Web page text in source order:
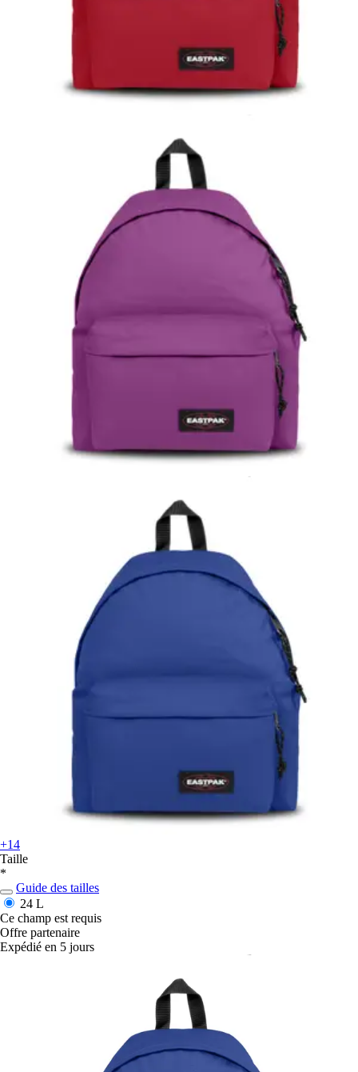
+14
Taille
*
Guide des tailles
24 L
Ce champ est requis
Offre partenaire
Expédié en 5 jours